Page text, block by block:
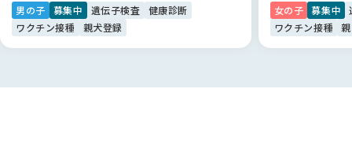
ありがとうございました。😊
男の子 募集中 遺伝子検査
健康診断
ワクチン接種
親犬登録
女の子 募集中
ワクチン接種